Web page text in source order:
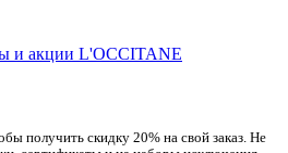
получить скидку 20% на свой заказ. Не